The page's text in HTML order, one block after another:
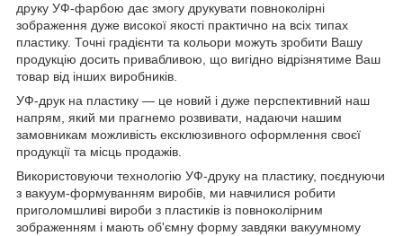
друку УФ-фарбою дає змогу друкувати повноколірні
зображення дуже високої якості практично на всіх типах
пластику. Точні градієнти та кольори можуть зробити Вашу
продукцію досить привабливою, що вигідно відрізнятиме Ваш
товар від інших виробників.
УФ-друк на пластику — це новий і дуже перспективний наш
напрям, який ми прагнемо розвивати, надаючи нашим
замовникам можливість ексклюзивного оформлення своєї
продукції та місць продажів.
Використовуючи технологію УФ-друку на пластику, поєднуючи
з вакуум-формуванням виробів, ми навчилися робити
приголомшливі вироби з пластиків із повноколірним
зображенням і мають об'ємну форму завдяки вакуумному